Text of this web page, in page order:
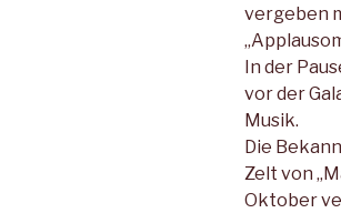
vergeben
In der
vor der
Musik.
Die
Zelt von
Oktober